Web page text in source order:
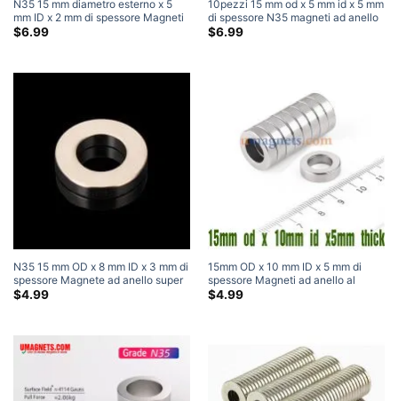
N35 15 mm diametro esterno x 5
mm ID x 2 mm di spessore Magneti
ad anello al neodimio Magneti
$6.99
10pezzi 15 mm od x 5 mm id x 5 mm
di spessore N35 magneti ad anello
al neodimio Magneti ad anello
$6.99
N35 15 mm OD x 8 mm ID x 3 mm di
spessore Magnete ad anello super
resistente Magnete al neodimio per
$4.99
15mm OD x 10 mm ID x 5 mm di
spessore Magneti ad anello al
neodimio N35 Ciambella Forte
$4.99